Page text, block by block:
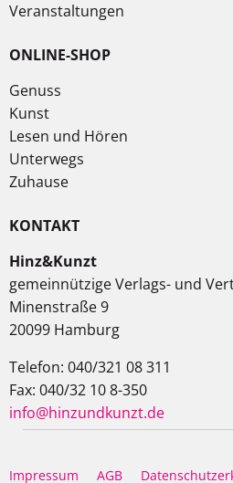
Veranstaltungen
ONLINE-SHOP
Genuss
Kunst
Lesen und Hören
Unterwegs
Zuhause
KONTAKT
Hinz&Kunzt
gemeinnützige Verlags- und
Minenstraße 9
20099 Hamburg
Telefon: 040/321 08 311
Fax: 040/32 10 8-350
info@hinzundkunzt.de
Impressum AGB